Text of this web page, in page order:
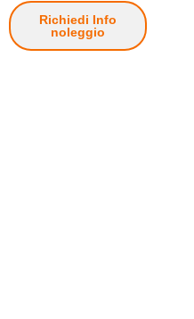
Richiedi Info
noleggio